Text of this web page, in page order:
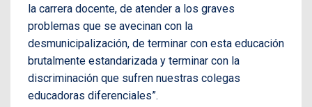
la carrera docente, de atender a los graves
problemas que se avecinan con la
desmunicipalización, de terminar con esta educación
brutalmente estandarizada y terminar con la
discriminación que sufren nuestras colegas
educadoras diferenciales”.